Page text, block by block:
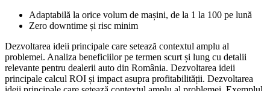
Adaptabilă la orice volum de mașini, de la 1 la 100 pe lună
Zero downtime și risc minim
Dezvoltarea ideii principale care setează contextul amplu al
problemei. Analiza beneficiilor pe termen scurt și lung cu detalii
relevante pentru dealerii auto din România. Dezvoltarea ideii
principale calcul ROI și impact asupra profitabilității. Dezvoltarea